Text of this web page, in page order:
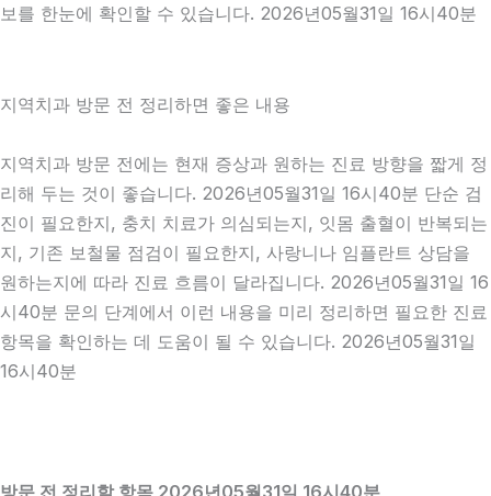
보를 한눈에 확인할 수 있습니다. 2026년05월31일 16시40분
지역치과 방문 전 정리하면 좋은 내용
지역치과 방문 전에는 현재 증상과 원하는 진료 방향을 짧게 정
리해 두는 것이 좋습니다. 2026년05월31일 16시40분 단순 검
진이 필요한지, 충치 치료가 의심되는지, 잇몸 출혈이 반복되는
지, 기존 보철물 점검이 필요한지, 사랑니나 임플란트 상담을
원하는지에 따라 진료 흐름이 달라집니다. 2026년05월31일 16
시40분 문의 단계에서 이런 내용을 미리 정리하면 필요한 진료
항목을 확인하는 데 도움이 될 수 있습니다. 2026년05월31일
16시40분
방문 전 정리할 항목 2026년05월31일 16시40분